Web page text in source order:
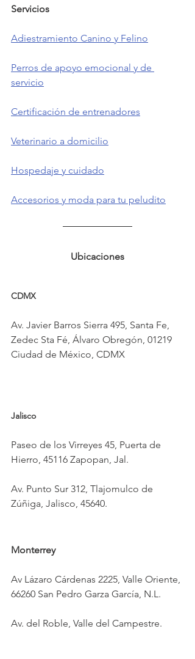
Servicios
Adiestramiento Canino y Felino
Perros de apoyo emocional y de
servicio
Certificación de entrenadores
Veterinario a domicilio
Hospedaje y cuidado
Accesorios y moda para tu peludito
Ubicaciones
CDMX
Av. Javier Barros Sierra 495, Santa Fe,
Zedec Sta Fé, Álvaro Obregón, 01219
Ciudad de México, CDMX
Jalisco
Paseo de los Virreyes 45, Puerta de
Hierro, 45116 Zapopan, Jal.
Av. Punto Sur 312, Tlajomulco de
Zúñiga, Jalisco, 45640.
Monterrey
Av Lázaro Cárdenas 2225, Valle Oriente,
66260 San Pedro Garza García, N.L.
Av. del Roble, Valle del Campestre.